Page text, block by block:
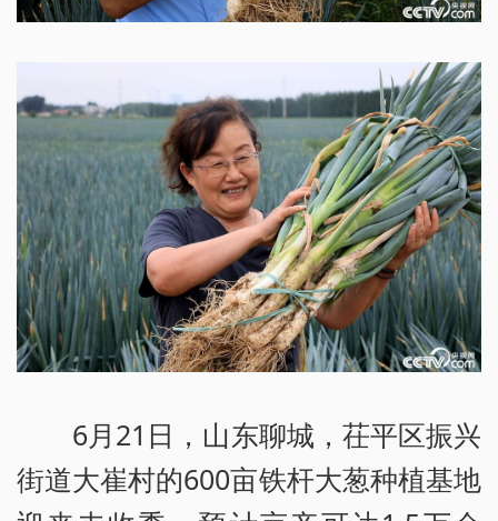
6月21日，山东聊城，茌平区振兴
街道大崔村的600亩铁杆大葱种植基地